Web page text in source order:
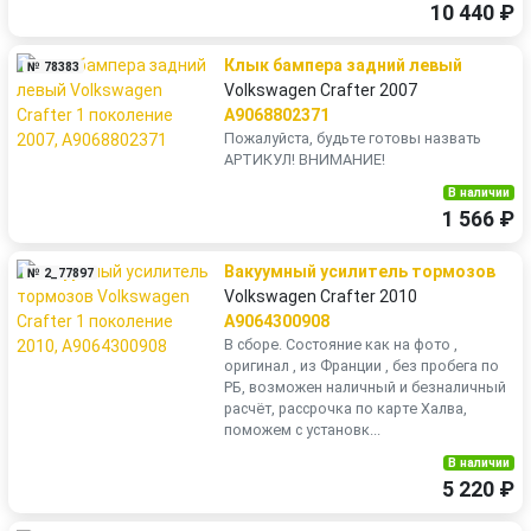
10 440 ₽
№ 78383
Клык бампера задний левый
Volkswagen Crafter 2007
A9068802371
Пожалуйста, будьте готовы назвать
АРТИКУЛ! ВНИМАНИЕ!
В наличии
1 566 ₽
№ 2_77897
Вакуумный усилитель тормозов
Volkswagen Crafter 2010
A9064300908
В сборе. Состояние как на фото ,
оригинал , из Франции , без пробега по
РБ, возможен наличный и безналичный
расчёт, рассрочка по карте Халва,
поможем с установк...
В наличии
5 220 ₽